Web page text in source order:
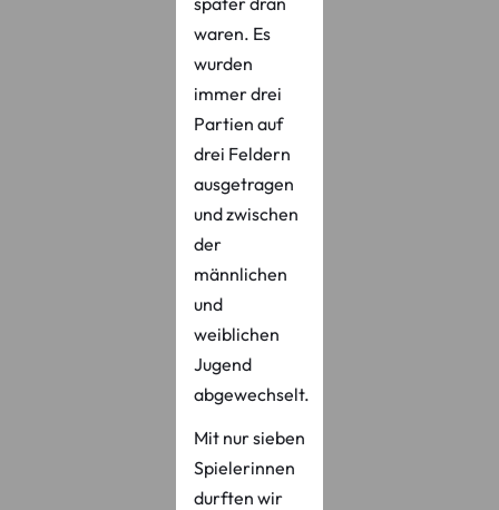
waren. Es
wurden
immer drei
Partien auf
drei Feldern
ausgetragen
und zwischen
der
männlichen
und
weiblichen
Jugend
abgewechselt.
Mit nur sieben
Spielerinnen
durften wir